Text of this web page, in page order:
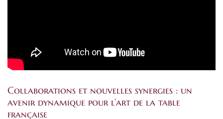
Collaborations et nouvelles synergies : un
avenir dynamique pour l’art de la table
française